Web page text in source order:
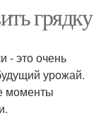
грядку
- это очень
урожай.
моменты